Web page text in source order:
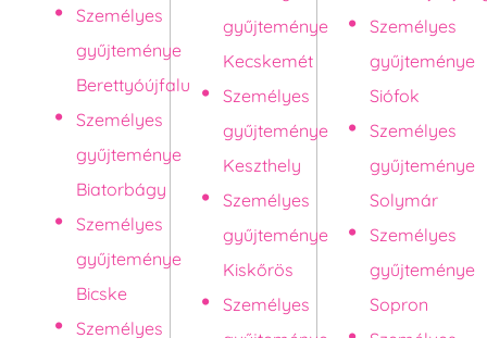
Személyes
gyűjteménye
Berettyóújfalu
Személyes
gyűjteménye
Biatorbágy
Személyes
gyűjteménye
Bicske
Személyes
gyűjteménye
Kecskemét
Személyes
gyűjteménye
Keszthely
Személyes
gyűjteménye
Kiskőrös
Személyes
Személyes
gyűjteménye
Siófok
Személyes
gyűjteménye
Solymár
Személyes
gyűjteménye
Sopron